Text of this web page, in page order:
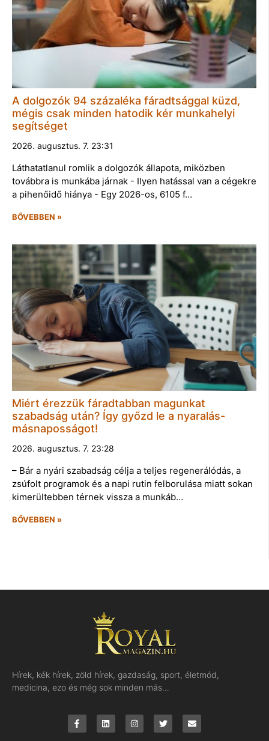
A dolgozók 94 százaléka fáradtsággal küzd,
mégis csak minden hatodik kér munkahelyi
segítséget
2026. augusztus. 7. 23:31
Láthatatlanul romlik a dolgozók állapota, miközben
továbbra is munkába járnak - Ilyen hatással van a cégekre
a pihenőidő hiánya - Egy 2026-os, 6105 f…
BŐVEBBEN »
Miért érezzük fáradtabban magunkat
szabadság után? Így győzd le a nyaralás-
másnaposságot!
2026. augusztus. 7. 23:28
– Bár a nyári szabadság célja a teljes regenerálódás, a
zsúfolt programok és a napi rutin felborulása miatt sokan
kimerültebben térnek vissza a munkáb…
BŐVEBBEN »
Hírek, kék hírek, zöld hírek, gazdaság, sport, életmód,
medicina, ezo és még sok minden más…